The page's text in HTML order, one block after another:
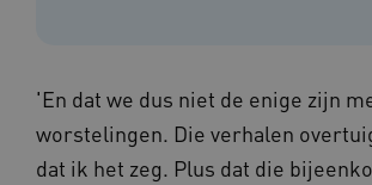
'En dat we dus niet de enige zijn
worstelingen. Die verhalen
dat ik het zeg. Plus dat die
UMB_SESSION